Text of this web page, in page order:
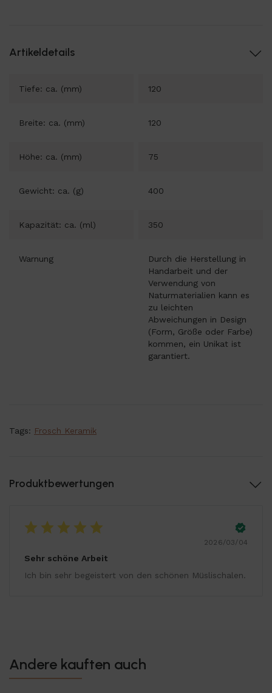
Artikeldetails
Tiefe: ca. (mm) 120
Breite: ca. (mm) 120
Höhe: ca. (mm) 75
Gewicht: ca. (g) 400
Kapazität: ca. (ml) 350
Warnung
Durch die Herstellung in
Handarbeit und der
Verwendung von
Naturmaterialien kann es
zu leichten
Abweichungen in Design
(Form, Größe oder Farbe)
kommen, ein Unikat ist
garantiert.
Tags: Frosch Keramik
Produktbewertungen
2026/03/04
Sehr schöne Arbeit
Ich bin sehr begeistert von den schönen Müslischalen.
Andere kauften auch